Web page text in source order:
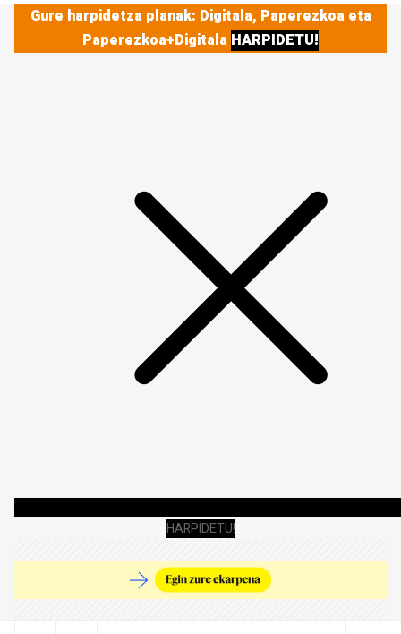
Gure harpidetza planak: Digitala, Paperezkoa eta
Paperezkoa+Digitala HARPIDETU!
HARPIDETU!